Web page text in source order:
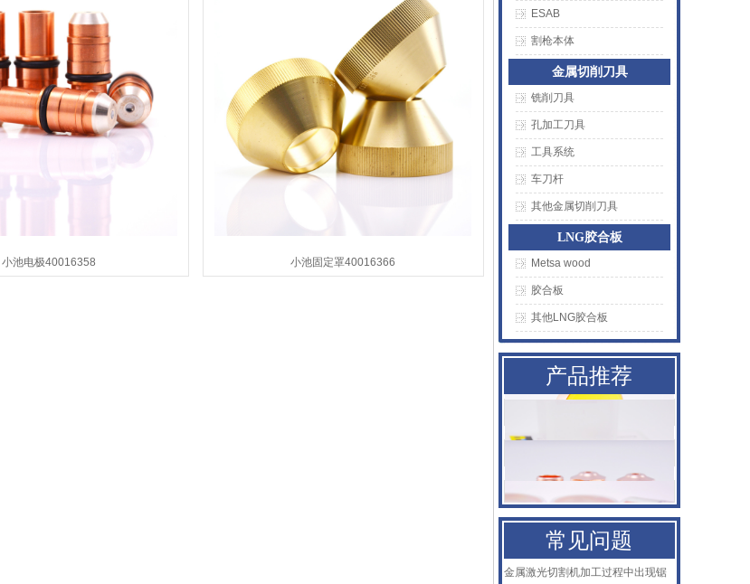
小池电极40016358 小池固定罩40016366
ESAB
割枪本体
金属切削刀具
铣削刀具
孔加工刀具
工具系统
车刀杆
其他金属切削刀具
LNG胶合板
Metsa wood
胶合板
其他LNG胶合板
产品推荐
AMADA阿玛达喷嘴
二氧化碳聚焦镜
普雷喷嘴
百超Bystronic喷嘴
AMADA阿玛达喷嘴
二氧化碳聚焦镜
常见问题
金属激光切割机加工过程中出现锯